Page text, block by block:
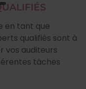
en tant que
qualifiés sont à
vos auditeurs
tâches